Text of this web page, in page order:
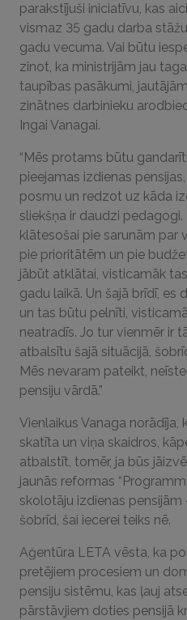
parakstījuši iniciatīvu, kas
vismaz 35 gadu darba
gadu vecuma. Vai būtu
zinot, ka ministrijām jau
taupības pasākumi,
zinātnes darbinieku
Ingai Vanagai.
“Mēs protams būtu
pieejamas izdienas
posmu un redzot uz kāda
sliekšņa ir daudzi
klātesošai pie sarunām par
pie prioritātēm un pie
jābūt atklātai, visticamāk
gadu laikā. Un šajā brīdī, es
un tas būtu pelnīti,
neatradīs. Jo tur vienmēr ir
atbalsītu šajā situācijā,
Mēs nevaram pateikt,
pensiju vārdā.”
Vienlaikus Vanaga norādīja,
skatīta un viņa skaidros,
atbalstīt, tomēr, ja būs
jaunās reformas
skolotāju izdienas
šobrīd, šai iecerei teiks nē.
Aģentūra LETA vēsta, ka
pretējiem procesiem un
pensiju sistēmu, kas ļauj
pārstāvjiem doties pensijā